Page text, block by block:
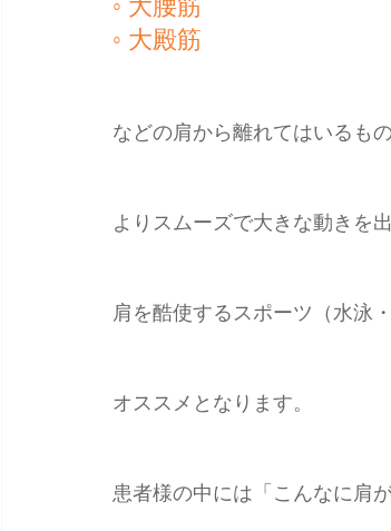
◦ 大腰筋
◦ 大殿筋
などの肩から離れてはいるも
よりスムーズで大きな動きを
肩を酷使するスポーツ（水泳
オススメとなります。
患者様の中には「こんなに肩